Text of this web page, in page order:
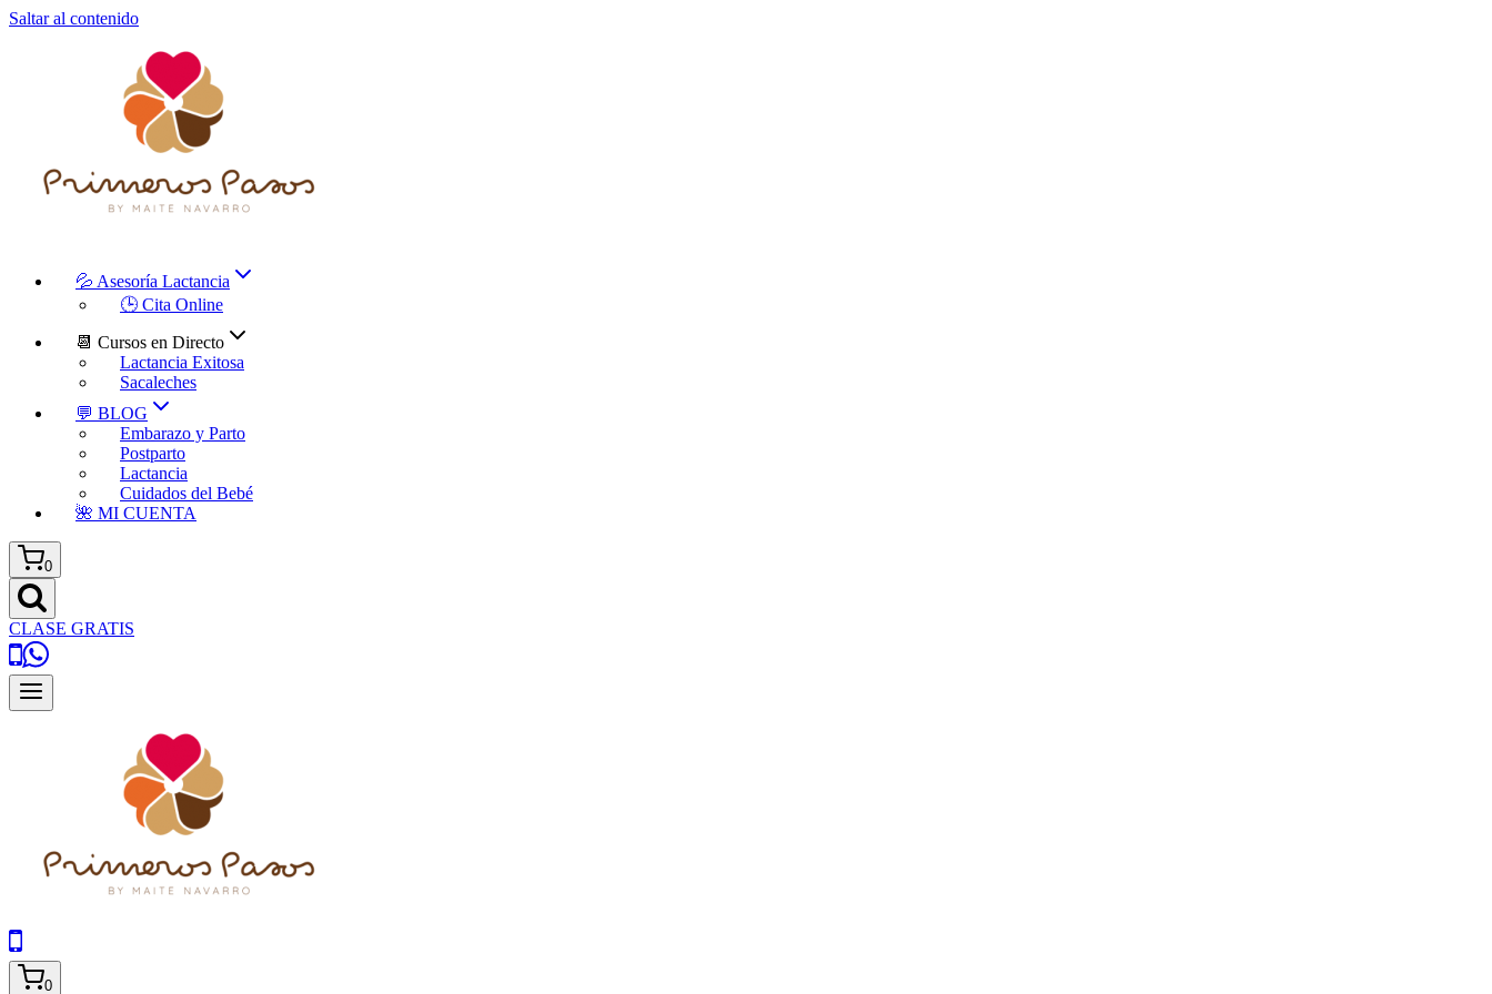
Saltar al contenido
💦 Asesoría Lactancia
🕒 Cita Online
📆 Cursos en Directo
Lactancia Exitosa
Sacaleches
💬 BLOG
Embarazo y Parto
Postparto
Lactancia
Cuidados del Bebé
🌺 MI CUENTA
0
CLASE GRATIS
0